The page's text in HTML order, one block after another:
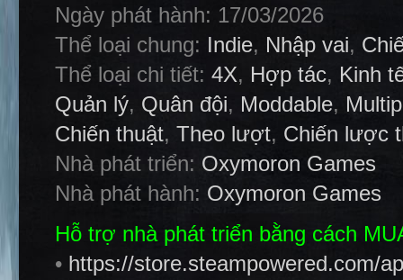
Ngày phát hành: 17/03/2026
Thể loại chung: Indie, Nhập vai,
Thể loại chi tiết: 4X, Hợp tác, Kinh
Quản lý, Quân đội, Moddable,
Chiến thuật, Theo lượt, Chiến lược
Nhà phát triển: Oxymoron Games
Nhà phát hành: Oxymoron Games
Hỗ trợ nhà phát triển bằng cách
• https://store.steampowered.com/